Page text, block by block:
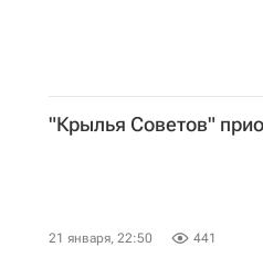
"Крылья Советов"
21 января, 22:50 441